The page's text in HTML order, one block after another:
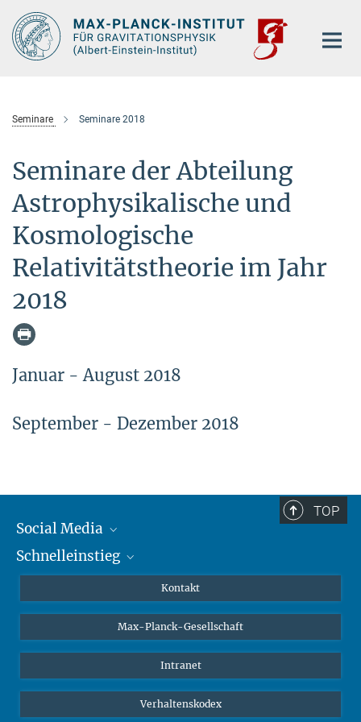
Hauptinhalt
Seminare Seminare 2018
Seminare der Abteilung
Astrophysikalische und
Kosmologische
Relativitätstheorie im Jahr
2018
Januar - August 2018
September - Dezember 2018
TOP
Social Media
Mastodon
Schnelleinstieg
Studierende
Schüler*innen
Öffentlichkeit
Alumnae | Alumni
Kontakt
Max-Planck-Gesellschaft
Intranet
Verhaltenskodex